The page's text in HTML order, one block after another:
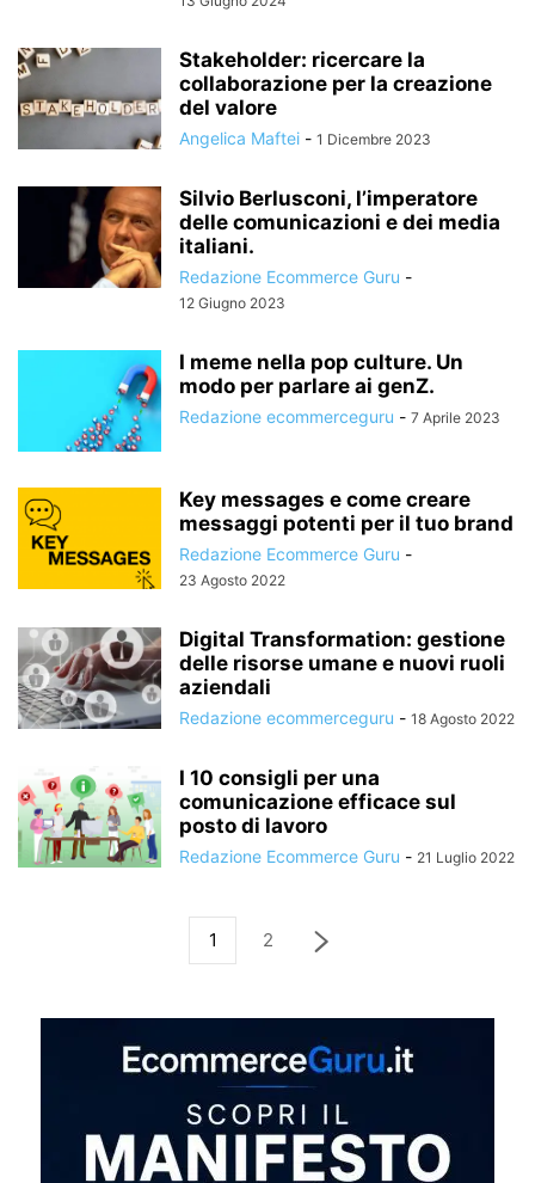
Stakeholder: ricercare la
collaborazione per la creazione
del valore
Angelica Maftei - 1 Dicembre 2023
Silvio Berlusconi, l’imperatore
delle comunicazioni e dei media
italiani.
Redazione Ecommerce Guru -
12 Giugno 2023
I meme nella pop culture. Un
modo per parlare ai genZ.
Redazione ecommerceguru - 7 Aprile 2023
Key messages e come creare
messaggi potenti per il tuo brand
Redazione Ecommerce Guru -
23 Agosto 2022
Digital Transformation: gestione
delle risorse umane e nuovi ruoli
aziendali
Redazione ecommerceguru - 18 Agosto 2022
I 10 consigli per una
comunicazione efficace sul
posto di lavoro
Redazione Ecommerce Guru - 21 Luglio 2022
1 2